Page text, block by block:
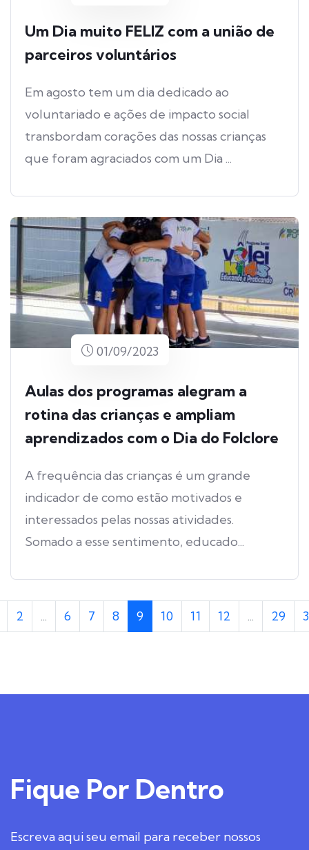
Um Dia muito FELIZ com a união de
parceiros voluntários
Em agosto tem um dia dedicado ao
voluntariado e ações de impacto social
transbordam corações das nossas crianças
que foram agraciados com um Dia ...
01/09/2023
Aulas dos programas alegram a
rotina das crianças e ampliam
aprendizados com o Dia do Folclore
A frequência das crianças é um grande
indicador de como estão motivados e
interessados pelas nossas atividades.
Somado a esse sentimento, educado...
2 ... 6 7 8 9 10 11 12 ... 29
Fique Por Dentro
Escreva aqui seu email para receber nossos